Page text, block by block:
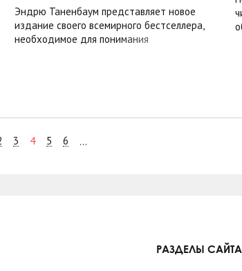
Эндрю Таненбаум представляет новое
издание своего всемирного бестселлера,
необходимое для понимания
3 4 5 6 ...
РАЗДЕЛЫ САЙТА